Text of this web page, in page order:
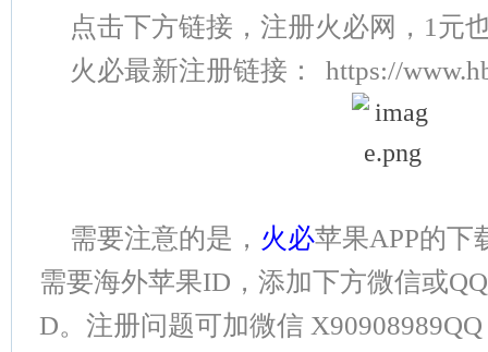
点击下方链接，注册火必网，1元
火必最新注册链接：
https://
需要注意的是， 火必苹果APP的下
需要海外苹果ID，添加下方微信或
D。注册问题可加微信 X90908989QQ